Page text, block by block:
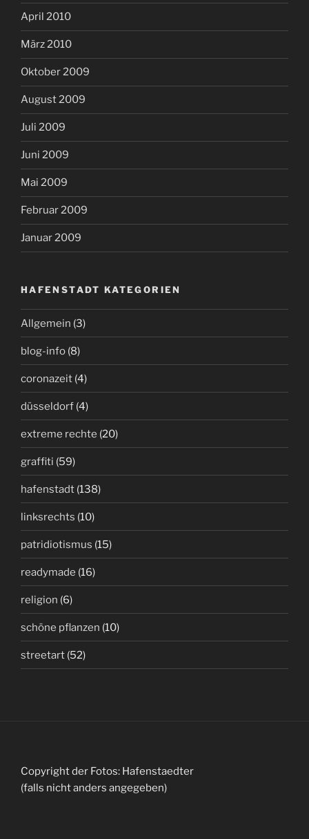
April 2010
März 2010
Oktober 2009
August 2009
Juli 2009
Juni 2009
Mai 2009
Februar 2009
Januar 2009
HAFENSTADT KATEGORIEN
Allgemein (3)
blog-info (8)
coronazeit (4)
düsseldorf (4)
extreme rechte (20)
graffiti (59)
hafenstadt (138)
linksrechts (10)
patridiotismus (15)
readymade (16)
religion (6)
schöne pflanzen (10)
streetart (52)
Copyright der Fotos: Hafenstaedter
(falls nicht anders angegeben)